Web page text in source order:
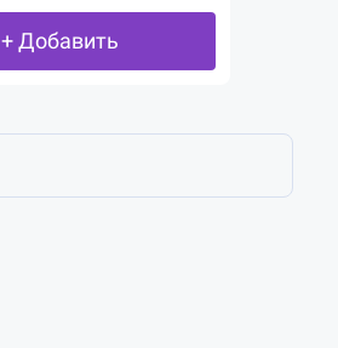
+ Добавить